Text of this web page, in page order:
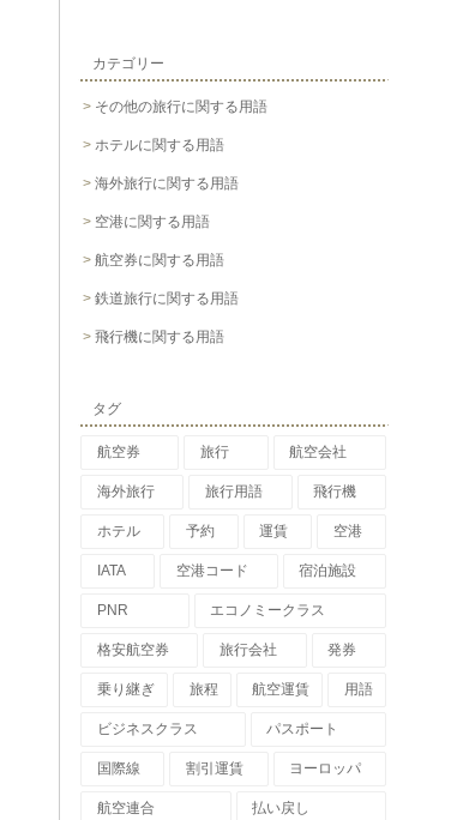
カテゴリー
その他の旅行に関する用語
ホテルに関する用語
海外旅行に関する用語
空港に関する用語
航空券に関する用語
鉄道旅行に関する用語
飛行機に関する用語
タグ
航空券 旅行 航空会社
海外旅行 旅行用語 飛行機
ホテル 予約 運賃 空港
IATA 空港コード 宿泊施設
PNR エコノミークラス
格安航空券 旅行会社 発券
乗り継ぎ 旅程 航空運賃 用語
ビジネスクラス パスポート
国際線 割引運賃 ヨーロッパ
航空連合 払い戻し